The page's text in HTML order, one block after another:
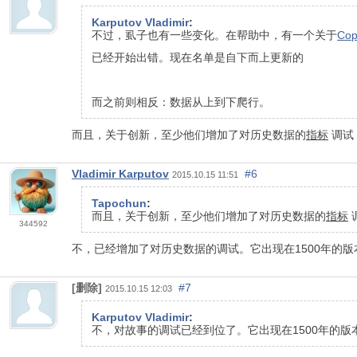
Karputov Vladimir:
不过，虱子也有一些变化。在帮助中，有一个关于
已经开始出错。现在名单是自下而上更新的
而之前则相反：数据从上到下爬行。
而且，关于创新，至少他们增加了对历史数据的指标 调试
344592
Vladimir Karputov 2015.10.15 11:51 #6
Tapochun:
而且，关于创新，至少他们增加了对历史数据的指标
不，已经增加了对历史数据的调试。它出现在1500年的版
[删除] 2015.10.15 12:03 #7
Karputov Vladimir:
不，对故事的调试已经到位了。它出现在1500年的版